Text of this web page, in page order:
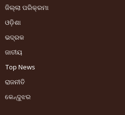
ଜିଲ୍ଲା ପରିକ୍ରମା
ଓଡ଼ିଶା
ଭଦ୍ରକ
ଜାତୀୟ
Top News
ରାଜନୀତି
କେନ୍ଦୁଝର